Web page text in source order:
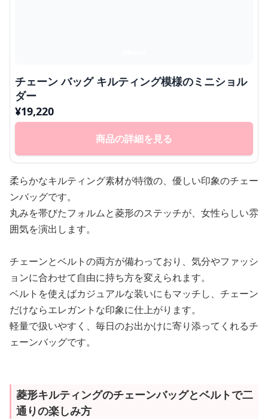
チェーン バッグ キルティング模様のミニショル
ダー
¥19,220
商品の詳細を見る
柔らかなキルティング素材が特徴の、優しい印象のチェー
ンバッグです。
丸みを帯びたフォルムと菱形のステッチが、女性らしい雰
囲気を演出します。
チェーンとベルトの両方が備わっており、気分やファッシ
ョンに合わせて自由に持ち方を変えられます。
ベルトを使えばカジュアルな装いにもマッチし、チェーン
だけならエレガントな印象に仕上がります。
軽量で扱いやすく、毎日のお出かけに寄り添ってくれるチ
ェーンバッグです。
菱形キルティングのチェーンバッグとベルトで二
通りの楽しみ方